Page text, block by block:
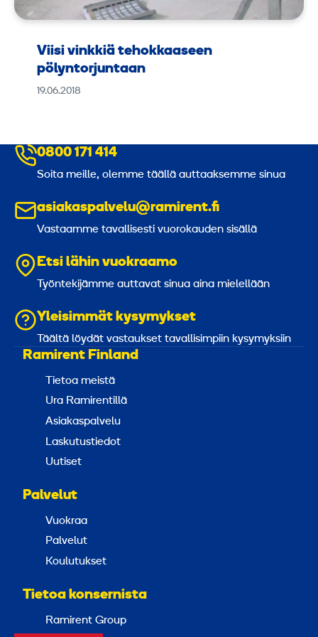
Viisi vinkkiä tehokkaaseen
pölyntorjuntaan
19.06.2018
0800 171 414
Soita meille, olemme täällä auttaaksemme sinua
asiakaspalvelu@ramirent.fi
Vastaamme tavallisesti vuorokauden sisällä
Etsi lähin vuokraamo
Työntekijämme auttavat sinua aina mielellään
Yleisimmät kysymykset
Täältä löydät vastaukset tavallisimpiin kysymyksiin
Ramirent Finland
Tietoa meistä
Ura Ramirentillä
Asiakaspalvelu
Laskutustiedot
Uutiset
Palvelut
Vuokraa
Palvelut
Koulutukset
Tietoa konsernista
Ramirent Group